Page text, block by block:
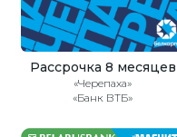
Рассрочка 8 месяцев
«Черепаха»
«Банк ВТБ»